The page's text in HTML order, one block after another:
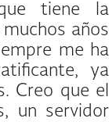
tiene la
años
me ha
ya
Creo que el
un servidor